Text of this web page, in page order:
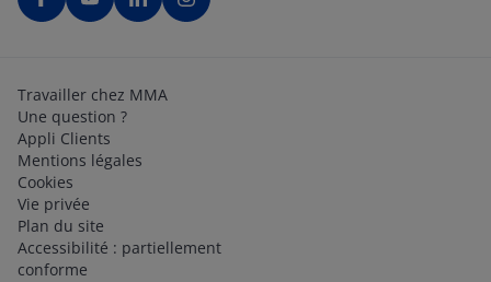
Travailler chez MMA
Une question ?
Appli Clients
Mentions légales
Cookies
Vie privée
Plan du site
Accessibilité : partiellement
conforme